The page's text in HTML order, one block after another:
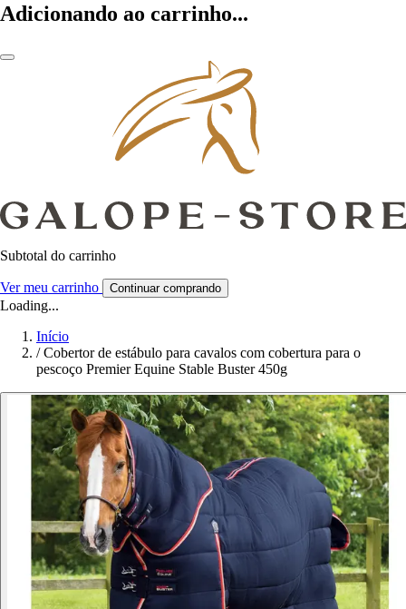
Adicionando ao carrinho...
Subtotal do carrinho
Ver meu carrinho Continuar comprando
Loading...
Início
/ Cobertor de estábulo para cavalos com cobertura para o
pescoço Premier Equine Stable Buster 450g